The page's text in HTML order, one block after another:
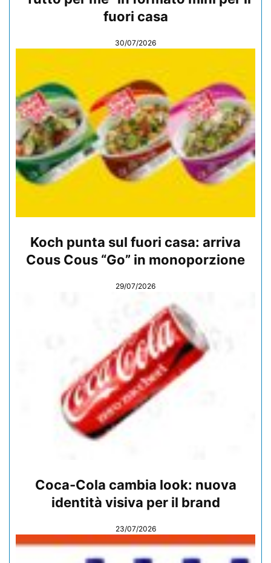
fuori casa
30/07/2026
Koch punta sul fuori casa: arriva
Cous Cous “Go” in monoporzione
29/07/2026
Coca-Cola cambia look: nuova
identità visiva per il brand
23/07/2026